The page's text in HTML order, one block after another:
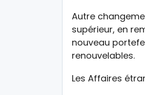
Autre
supérieur, en
nouveau
renouvelables.
Les Affaires